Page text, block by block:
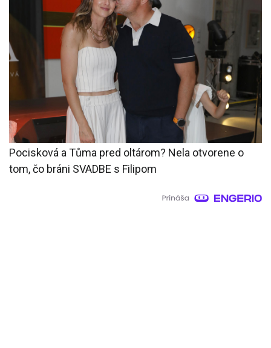
Pocisková a Tůma pred oltárom? Nela otvorene o
tom, čo bráni SVADBE s Filipom